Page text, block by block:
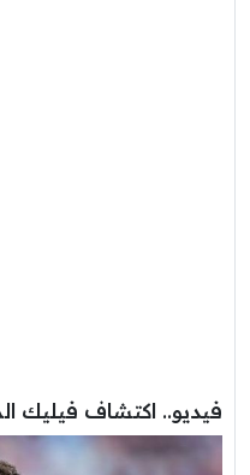
فيديو.. اكتشاف فيليك